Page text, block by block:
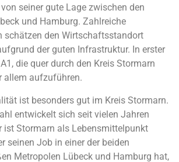
seiner gute Lage zwischen den
und Hamburg. Zahlreiche
schätzen den Wirtschaftsstandort
der guten Infrastruktur. In erster
die quer durch den Kreis Stormarn
allem aufzuführen.
ist besonders gut im Kreis Stormarn.
entwickelt sich seit vielen Jahren
ist Stormarn als Lebensmittelpunkt
seinen Job in einer der beiden
Metropolen Lübeck und Hamburg hat,